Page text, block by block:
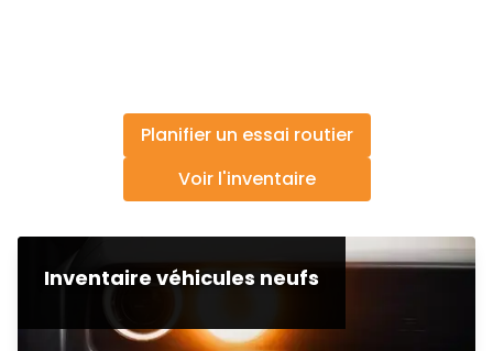
Planifier un essai routier
Voir l'inventaire
Inventaire véhicules neufs